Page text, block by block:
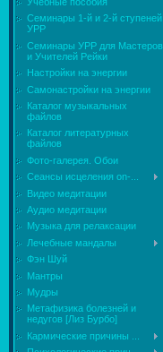
Семинары 1-й и 2-й ступеней
УРР
Семинары УРР для Мастеров
и Учителей Рейки
Настройки на энергии
Самонастройки на энергии
Каталог музыкальных
файлов
Каталог литературных
файлов
Фото-галерея. Обои
Сеансы исцеления on-...
Видео медитации
Аудио медитации
Музыка для релаксации
Лечебные мандалы
Фэн Шуй
Мантры
Мудры
Mетафизика болезней и
недугов [Лиз Бурбо]
Кармические причины ...